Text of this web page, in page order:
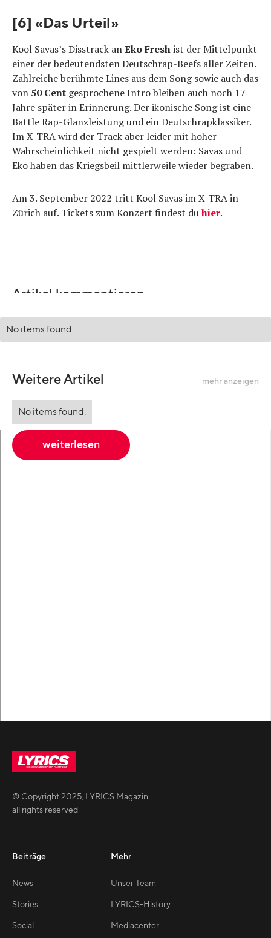
[6] «Das Urteil»
Kool Savas’s Disstrack anEko Freshist der Mittelpunkt
einer der bedeutendsten Deutschrap-Beefs aller Zeiten.
Zahlreiche berühmte Lines aus dem Song sowie auch das
von 50 Cent gesprochene Intro bleiben auch noch 17
Jahre später in Erinnerung. Der ikonische Song ist eine
Battle Rap-Glanzleistung und ein Deutschrapklassiker.
Im X-TRA wird der Track aber leider mit hoher
Wahrscheinlichkeit nicht gespielt werden: Savas und
Eko haben das Kriegsbeil mittlerweile wieder begraben.
Am 3. September 2022 tritt Kool Savas im X-TRA in
Zürich auf. Tickets zum Konzert findest duhier.
Artikel kommentieren
No items found.
Weitere Artikel mehr anzeigen
No items found.
weiterlesen
© Copyright2025, LYRICS Magazin
all rights reserved
Beiträge
News
Stories
Social
Mehr
Unser Team
LYRICS-History
Mediacenter